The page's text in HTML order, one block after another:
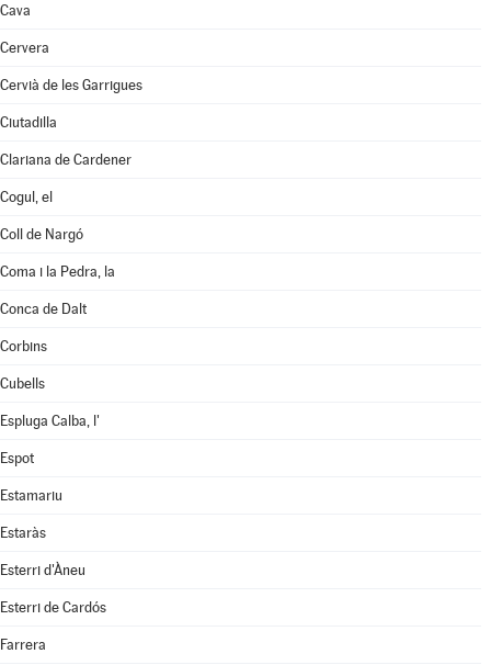
Cava
Cervera
Cervià de les Garrigues
Ciutadilla
Clariana de Cardener
Cogul, el
Coll de Nargó
Coma i la Pedra, la
Conca de Dalt
Corbins
Cubells
Espluga Calba, l'
Espot
Estamariu
Estaràs
Esterri d'Àneu
Esterri de Cardós
Farrera